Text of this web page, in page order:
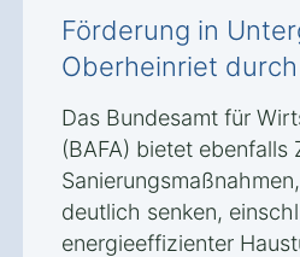
Förderung in
Oberheinriet durch
Das Bundesamt für
(BAFA) bietet
deutlich senken,
energieeffizienter